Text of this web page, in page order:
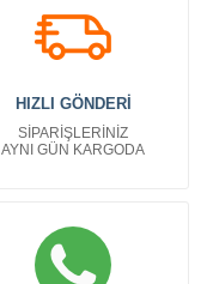
HIZLI GÖNDERİ
SİPARİŞLERİNİZ
AYNI GÜN KARGODA